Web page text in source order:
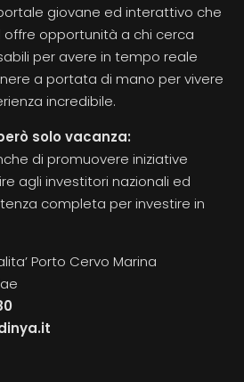
giovane ed interattivo che
offre opportunità a chi cerca
per avere in tempo reale
a portata di mano per vivere
incredibile.
solo vacanza:
di promuovere iniziative
agli investitori nazionali ed
completa per investire in
Porto Cervo Marina